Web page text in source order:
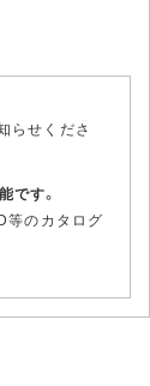
らせくださ
です。
等のカタログ